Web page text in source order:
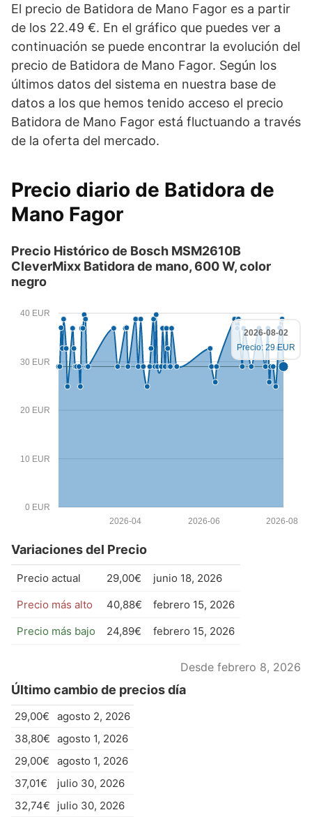
El precio de Batidora de Mano Fagor es a partir
de los 22.49 €. En el gráfico que puedes ver a
continuación se puede encontrar la evolución del
precio de Batidora de Mano Fagor. Según los
últimos datos del sistema en nuestra base de
datos a los que hemos tenido acceso el precio
Batidora de Mano Fagor está fluctuando a través
de la oferta del mercado.
Precio diario de Batidora de
Mano Fagor
Precio Histórico de Bosch MSM2610B
CleverMixx Batidora de mano, 600 W, color
negro
0 EUR
10 EUR
20 EUR
30 EUR
40 EUR
2026-08
2026-06
2026-04
2026-08-02
Precio: 29 EUR
Variaciones del Precio
Precio actual 29,00€
junio 18, 2026
Precio más alto
40,88€
febrero 15, 2026
Precio más bajo
24,89€ febrero 15, 2026
Desde febrero 8, 2026
Último cambio de precios día
29,00€
agosto 2, 2026
38,80€ agosto 1, 2026
29,00€
agosto 1, 2026
37,01€
julio 30, 2026
32,74€
julio 30, 2026